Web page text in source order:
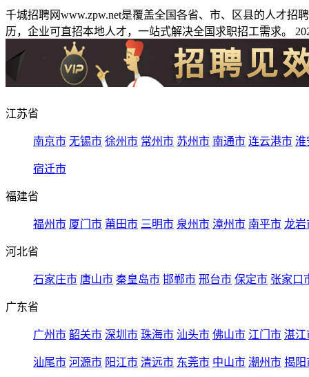
千城招聘网www.zpw.net是覆盖全国各省、市、区县的人才
历，企业可直招本地人才，一站式解决全国求职招工需求。
江苏省
南京市 无锡市 徐州市 常州市 苏州市 南通市 连云港市 淮
宿迁市
福建省
福州市 厦门市 莆田市 三明市 泉州市 漳州市 南平市 龙岩
河北省
石家庄市 唐山市 秦皇岛市 邯郸市 邢台市 保定市 张家口
广东省
广州市 韶关市 深圳市 珠海市 汕头市 佛山市 江门市 湛江
汕尾市 河源市 阳江市 清远市 东莞市 中山市 潮州市 揭阳